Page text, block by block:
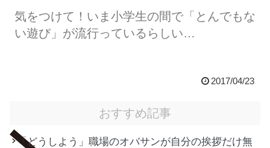
気をつけて！いま小学生の間で「とんでもな
い遊び」が流行っているらしい…
2017/04/23
おすすめ記事
「どうしよう」職場のオバサンが自分の挨拶だけ無